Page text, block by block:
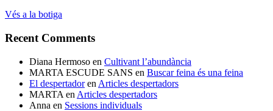
Vés a la botiga
Recent Comments
Diana Hermoso en Cultivant l’abundància
MARTA ESCUDE SANS en Buscar feina és una feina
El despertadoren Articles despertadors
MARTA en Articles despertadors
Anna en Sessions individuals